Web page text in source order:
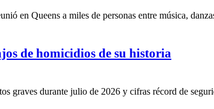
en Queens a miles de personas entre música,
de homicidios de su historia
graves durante julio de 2026 y cifras récord de